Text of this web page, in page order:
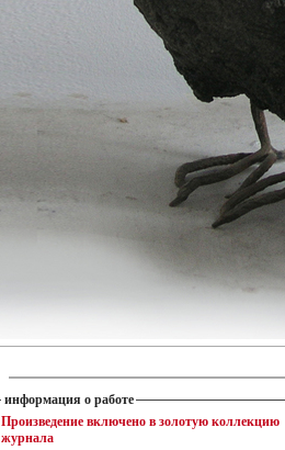
информация о работе
Произведение включено в золотую коллекцию
журнала